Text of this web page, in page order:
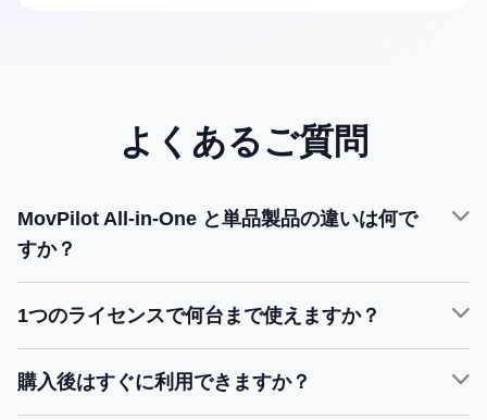
よくあるご質問
MovPilot All-in-One と単品製品の違いは何で
すか？
1つのライセンスで何台まで使えますか？
購入後はすぐに利用できますか？